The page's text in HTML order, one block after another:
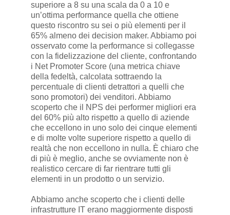
superiore a 8 su una scala da 0 a 10 e
un’ottima performance quella che ottiene
questo riscontro su sei o più elementi per il
65% almeno dei decision maker. Abbiamo poi
osservato come la performance si collegasse
con la fidelizzazione del cliente, confrontando
i Net Promoter Score (una metrica chiave
della fedeltà, calcolata sottraendo la
percentuale di clienti detrattori a quelli che
sono promotori) dei venditori. Abbiamo
scoperto che il NPS dei performer migliori era
del 60% più alto rispetto a quello di aziende
che eccellono in uno solo dei cinque elementi
e di molte volte superiore rispetto a quello di
realtà che non eccellono in nulla. È chiaro che
di più è meglio, anche se ovviamente non è
realistico cercare di far rientrare tutti gli
elementi in un prodotto o un servizio.
Abbiamo anche scoperto che i clienti delle
infrastrutture IT erano maggiormente disposti